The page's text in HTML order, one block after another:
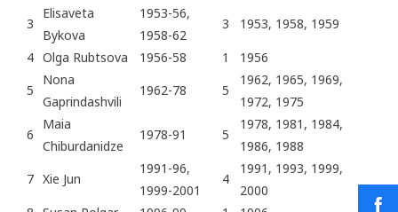
3
Elisaveta
Bykova
1953-56,
1958-62
3
1953, 1958, 1959
4 Olga Rubtsova 1956-58 1
1956
5
Nona
Gaprindashvili
1962-78 5
1962, 1965, 1969,
1972, 1975
6
Maia
Chiburdanidze
1978-91 5
1978, 1981, 1984,
1986, 1988
7 Xie Jun
1991-96,
1999-2001
4
1991, 1993, 1999,
2000